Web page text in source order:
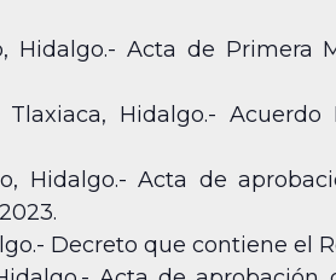
Hidalgo.- Acta de Primera
Hidalgo.-
Hidalgo.- Acta de
Decreto que contiene el